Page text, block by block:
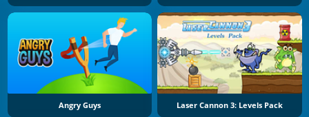
Angry Guys Laser Cannon 3: Levels Pack